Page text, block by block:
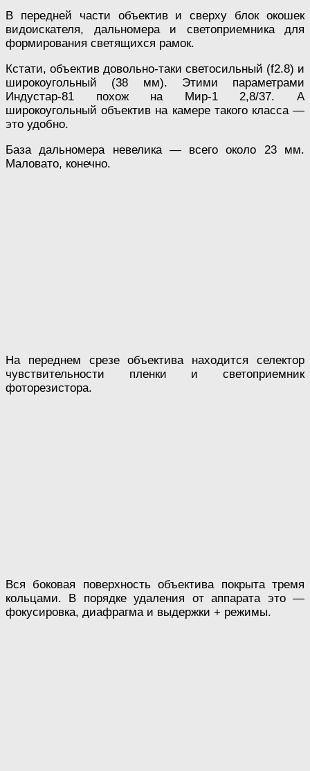
В передней части объектив и сверху блок окошек
видоискателя, дальномера и светоприемника для
формирования светящихся рамок.
Кстати, объектив довольно-таки светосильный (f2.8) и
широкоугольный (38 мм). Этими параметрами
Индустар-81 похож на Мир-1 2,8/37. А
широкоугольный объектив на камере такого класса —
это удобно.
База дальномера невелика — всего около 23 мм.
Маловато, конечно.
На переднем срезе объектива находится селектор
чувствительности пленки и светоприемник
фоторезистора.
Вся боковая поверхность объектива покрыта тремя
кольцами. В порядке удаления от аппарата это —
фокусировка, диафрагма и выдержки + режимы.